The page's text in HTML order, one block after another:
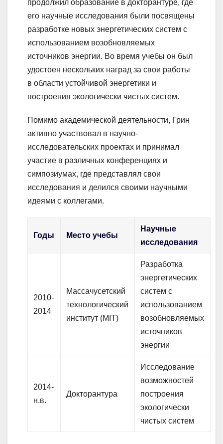
продолжил образование в докторантуре, где
его научные исследования были посвящены
разработке новых энергетических систем с
использованием возобновляемых
источников энергии. Во время учебы он был
удостоен нескольких наград за свои работы
в области устойчивой энергетики и
построения экологически чистых систем.
Помимо академической деятельности, Грин
активно участвовал в научно-
исследовательских проектах и принимал
участие в различных конференциях и
симпозиумах, где представлял свои
исследования и делился своими научными
идеями с коллегами.
Годы Место учебы
Научные
исследования
2010-
2014
Массачусетский
технологический
институт (MIT)
Разработка
энергетических
систем с
использованием
возобновляемых
источников
энергии
2014-
н.в.
Докторантура
Исследование
возможностей
построения
экологически
чистых систем